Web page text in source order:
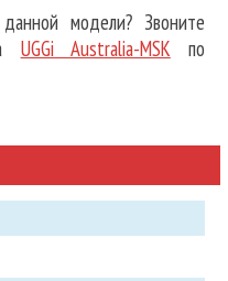
модели? Звоните
UGGi Australia-MSK по